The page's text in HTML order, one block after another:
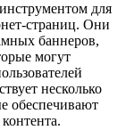
для
страниц. Они
баннеров,
могут
несколько
обеспечивают